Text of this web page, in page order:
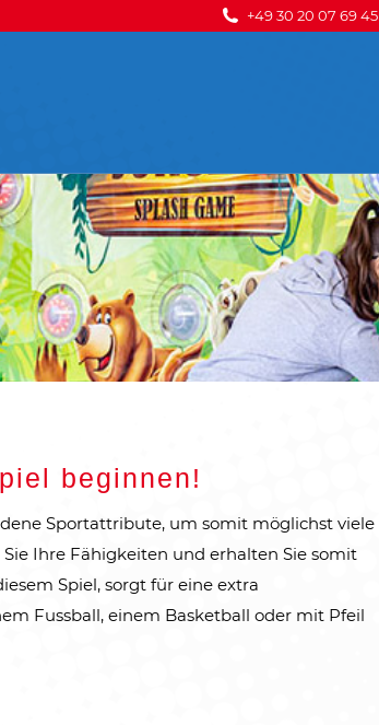
+49 30 20 07 69 45
beginnen!
Sportattribute, um somit möglichst viele
Ihre Fähigkeiten und erhalten Sie somit
Spiel, sorgt für eine extra
Fussball, einem Basketball oder mit Pfeil